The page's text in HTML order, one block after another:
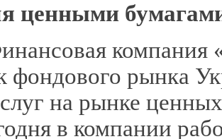
ценными
компания
фондового рынка
на рынке
в компании